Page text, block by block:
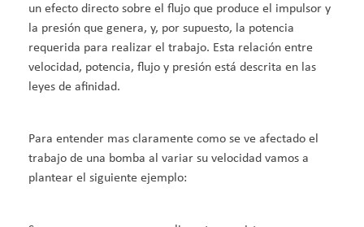
un efecto directo sobre el flujo que produce el impulsor y
la presión que genera, y, por supuesto, la potencia
requerida para realizar el trabajo. Esta relación entre
velocidad, potencia, flujo y presión está descrita en las
leyes de afinidad.
Para entender mas claramente como se ve afectado el
trabajo de una bomba al variar su velocidad vamos a
plantear el siguiente ejemplo: